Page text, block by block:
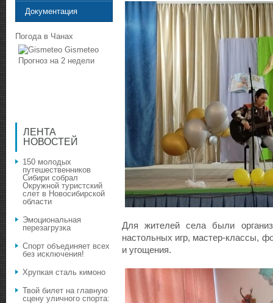
Для жителей села были
настольных игр, мастер-классы,
и угощения.
Документация
Погода в Чанах
Gismeteo
Прогноз на 2 недели
ЛЕНТА
НОВОСТЕЙ
150 молодых
путешественников
Сибири собрал
Окружной туристский
слет в Новосибирской
области
Эмоциональная
перезагрузка
Спорт объединяет всех
без исключения!
Хрупкая сталь кимоно
Твой билет на главную
сцену уличного спорта: